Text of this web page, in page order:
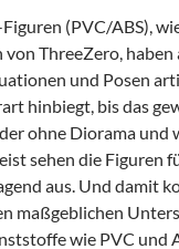
(PVC/ABS),
ThreeZero, haben
und Posen
hinbiegt, bis das
ohne Diorama und
sehen die Figuren
aus. Und damit
maßgeblichen
wie PVC und